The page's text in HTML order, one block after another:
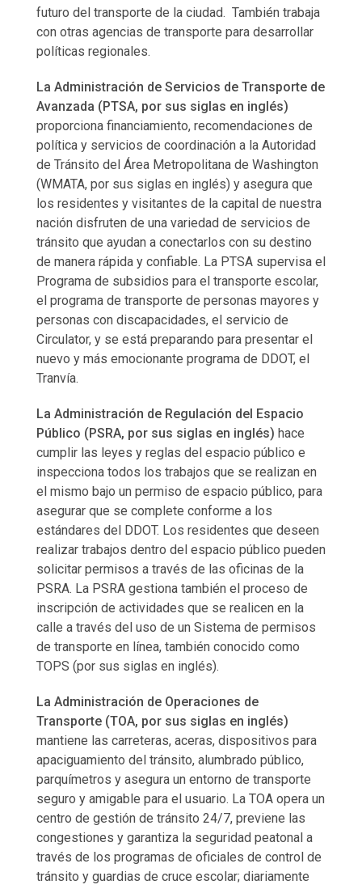
futuro del transporte de la ciudad. También trabaja
con otras agencias de transporte para desarrollar
políticas regionales.
La Administración de Servicios de Transporte de
Avanzada (PTSA, por sus siglas en inglés)
proporciona financiamiento, recomendaciones de
política y servicios de coordinación a la Autoridad
de Tránsito del Área Metropolitana de Washington
(WMATA, por sus siglas en inglés) y asegura que
los residentes y visitantes de la capital de nuestra
nación disfruten de una variedad de servicios de
tránsito que ayudan a conectarlos con su destino
de manera rápida y confiable. La PTSA supervisa el
Programa de subsidios para el transporte escolar,
el programa de transporte de personas mayores y
personas con discapacidades, el servicio de
Circulator, y se está preparando para presentar el
nuevo y más emocionante programa de DDOT, el
Tranvía.
La Administración de Regulación del Espacio
Público (PSRA, por sus siglas en inglés) hace
cumplir las leyes y reglas del espacio público e
inspecciona todos los trabajos que se realizan en
el mismo bajo un permiso de espacio público, para
asegurar que se complete conforme a los
estándares del DDOT. Los residentes que deseen
realizar trabajos dentro del espacio público pueden
solicitar permisos a través de las oficinas de la
PSRA. La PSRA gestiona también el proceso de
inscripción de actividades que se realicen en la
calle a través del uso de un Sistema de permisos
de transporte en línea, también conocido como
TOPS (por sus siglas en inglés).
La Administración de Operaciones de
Transporte (TOA, por sus siglas en inglés)
mantiene las carreteras, aceras, dispositivos para
apaciguamiento del tránsito, alumbrado público,
parquímetros y asegura un entorno de transporte
seguro y amigable para el usuario. La TOA opera un
centro de gestión de tránsito 24/7, previene las
congestiones y garantiza la seguridad peatonal a
través de los programas de oficiales de control de
tránsito y guardias de cruce escolar; diariamente